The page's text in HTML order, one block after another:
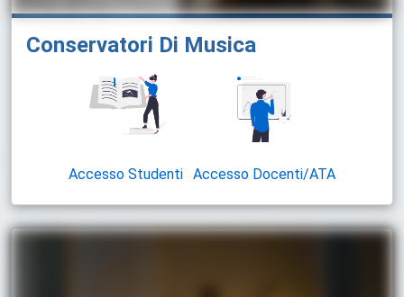
Conservatori Di Musica
Accesso Studenti Accesso Docenti/ATA